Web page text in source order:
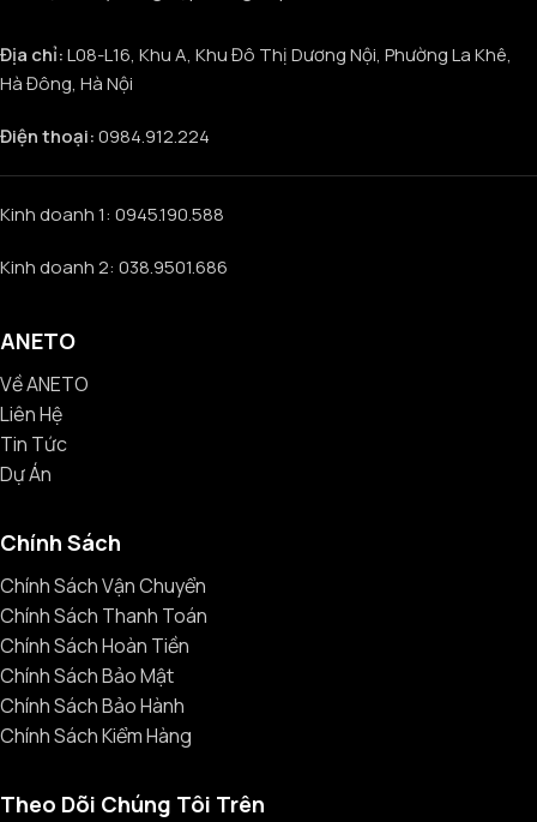
Địa chỉ:L08-L16, Khu A, Khu Đô Thị Dương Nội, Phường La Khê,
Hà Đông, Hà Nội
Điện thoại:0984.912.224
Kinh doanh 1: 0945.190.588
Kinh doanh 2: 038.9501.686
ANETO
Về ANETO
Liên Hệ
Tin Tức
Dự Án
Chính Sách
Chính Sách Vận Chuyển
Chính Sách Thanh Toán
Chính Sách Hoàn Tiền
Chính Sách Bảo Mật
Chính Sách Bảo Hành
Chính Sách Kiểm Hàng
Theo Dõi Chúng Tôi Trên